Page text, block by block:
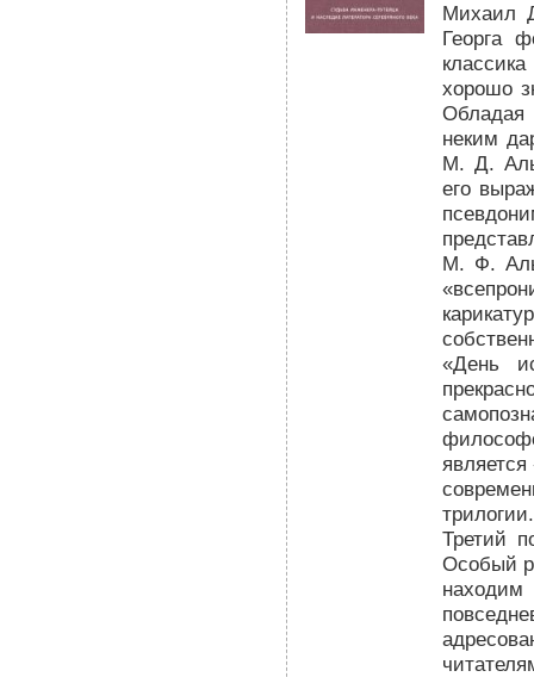
Михаил
Георга
хорошо
неким
М. Д.
его
М. Ф.
«День
Третий
Особый
находим